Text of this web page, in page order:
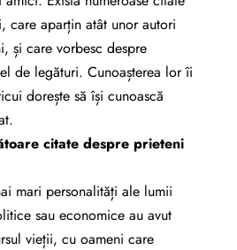
care aparțin atât unor autori
și care vorbesc despre
de legături. Cunoașterea lor îi
dorește să își cunoască
citate despre prieteni
mari personalități ale lumii
sau economice au avut
vieții, cu oameni care